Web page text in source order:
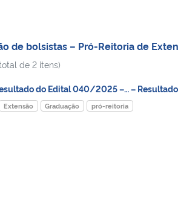
de bolsistas – Pró-Reitoria de
de 2 itens)
do Edital 040/2025 –… – Resultado
Extensão Graduação pró-reitoria